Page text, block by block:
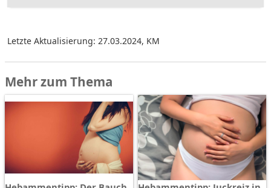
Letzte Aktualisierung: 27.03.2024, KM
Mehr zum Thema